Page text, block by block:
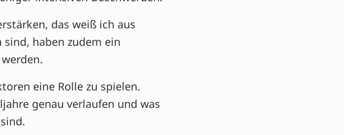
das weiß ich aus
haben zudem ein
eine Rolle zu spielen.
genau verlaufen und was